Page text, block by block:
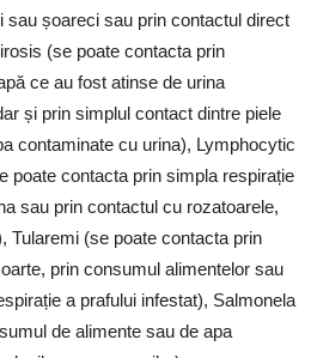
sau șoareci sau prin contactul direct
(se poate contacta prin
ce au fost atinse de urina
și prin simplul contact dintre piele
contaminate cu urina), Lymphocytic
poate contacta prin simpla respirație
sau prin contactul cu rozatoarele,
Tularemi (se poate contacta prin
prin consumul alimentelor sau
a prafului infestat), Salmonela
de alimente sau de apa